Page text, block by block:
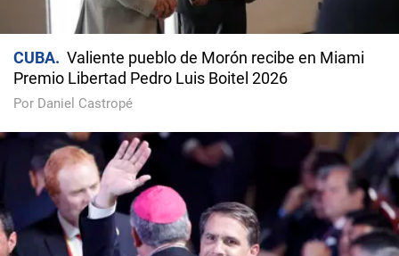
CUBA
Valiente pueblo de Morón recibe en Miami
Premio Libertad Pedro Luis Boitel 2026
Por Daniel Castropé